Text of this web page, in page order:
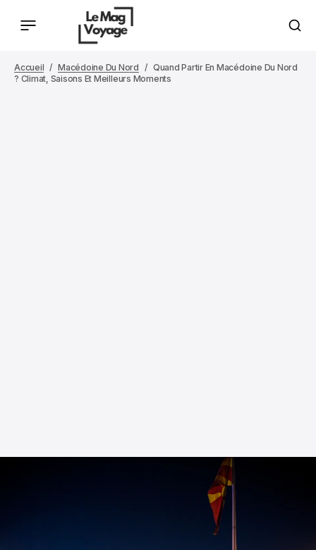
Accueil Macédoine Du Nord
Quand Partir En Macédoine Du Nord
? Climat, Saisons Et Meilleurs Moments